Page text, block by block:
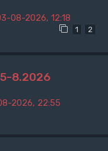
08-2026, 12:18
1 2
8.2026
2026, 22:55